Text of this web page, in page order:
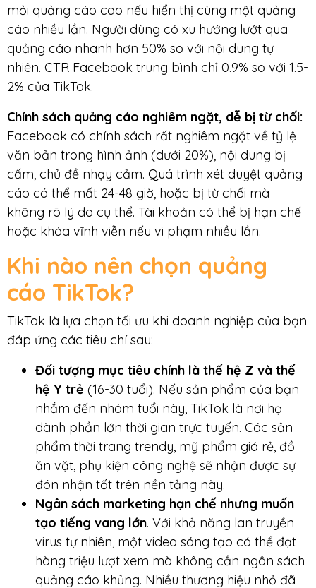
mỏi quảng cáo cao nếu hiển thị cùng một quảng
cáo nhiều lần. Người dùng có xu hướng lướt qua
quảng cáo nhanh hơn 50% so với nội dung tự
nhiên. CTR Facebook trung bình chỉ 0.9% so với 1.5-
2% của TikTok.
Chính sách quảng cáo nghiêm ngặt, dễ bị từ chối:
Facebook có chính sách rất nghiêm ngặt về tỷ lệ
văn bản trong hình ảnh (dưới 20%), nội dung bị
cấm, chủ đề nhạy cảm. Quá trình xét duyệt quảng
cáo có thể mất 24-48 giờ, hoặc bị từ chối mà
không rõ lý do cụ thể. Tài khoản có thể bị hạn chế
hoặc khóa vĩnh viễn nếu vi phạm nhiều lần.
Khi nào nên chọn quảng
cáo TikTok?
TikTok là lựa chọn tối ưu khi doanh nghiệp của bạn
đáp ứng các tiêu chí sau:
Đối tượng mục tiêu chính là thế hệ Z và thế
hệ Y trẻ (16-30 tuổi). Nếu sản phẩm của bạn
nhắm đến nhóm tuổi này, TikTok là nơi họ
dành phần lớn thời gian trực tuyến. Các sản
phẩm thời trang trendy, mỹ phẩm giá rẻ, đồ
ăn vặt, phụ kiện công nghệ sẽ nhận được sự
đón nhận tốt trên nền tảng này.
Ngân sách marketing hạn chế nhưng muốn
tạo tiếng vang lớn. Với khả năng lan truyền
virus tự nhiên, một video sáng tạo có thể đạt
hàng triệu lượt xem mà không cần ngân sách
quảng cáo khủng. Nhiều thương hiệu nhỏ đã